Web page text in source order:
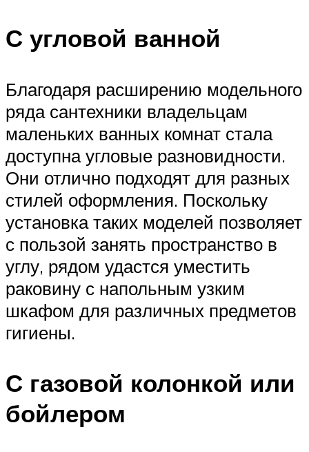
С угловой ванной
Благодаря расширению модельного
ряда сантехники владельцам
маленьких ванных комнат стала
доступна угловые разновидности.
Они отлично подходят для разных
стилей оформления. Поскольку
установка таких моделей позволяет
с пользой занять пространство в
углу, рядом удастся уместить
раковину с напольным узким
шкафом для различных предметов
гигиены.
С газовой колонкой или
бойлером